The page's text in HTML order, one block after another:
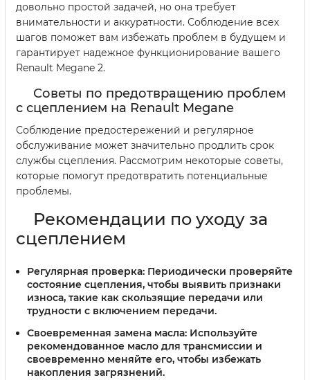
довольно простой задачей, но она требует
внимательности и аккуратности. Соблюдение всех
шагов поможет вам избежать проблем в будущем и
гарантирует надежное функционирование вашего
Renault Megane 2.
Советы по предотвращению проблем
с сцеплением на Renault Megane
Соблюдение предостережений и регулярное
обслуживание может значительно продлить срок
службы сцепления. Рассмотрим некоторые советы,
которые помогут предотвратить потенциальные
проблемы.
Рекомендации по уходу за
сцеплением
Регулярная проверка: Периодически проверяйте
состояние сцепления, чтобы выявить признаки
износа, такие как скользящие передачи или
трудности с включением передачи.
Своевременная замена масла: Используйте
рекомендованное масло для трансмиссии и
своевременно меняйте его, чтобы избежать
накопления загрязнений.